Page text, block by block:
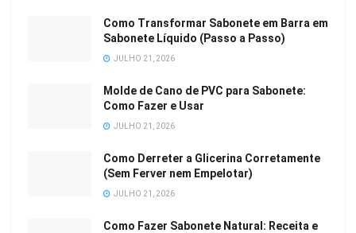
Como Transformar Sabonete em Barra em
Sabonete Líquido (Passo a Passo)
JULHO 21, 2026
Molde de Cano de PVC para Sabonete:
Como Fazer e Usar
JULHO 21, 2026
Como Derreter a Glicerina Corretamente
(Sem Ferver nem Empelotar)
JULHO 21, 2026
Como Fazer Sabonete Natural: Receita e